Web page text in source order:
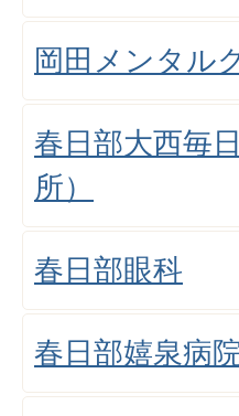
岡田メンタル
春日部大西毎
所）
春日部眼科
春日部嬉泉病